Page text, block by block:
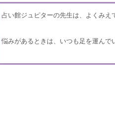
占い館ジュピターの先生は、よくみえ
悩みがあるときは、いつも足を運んで